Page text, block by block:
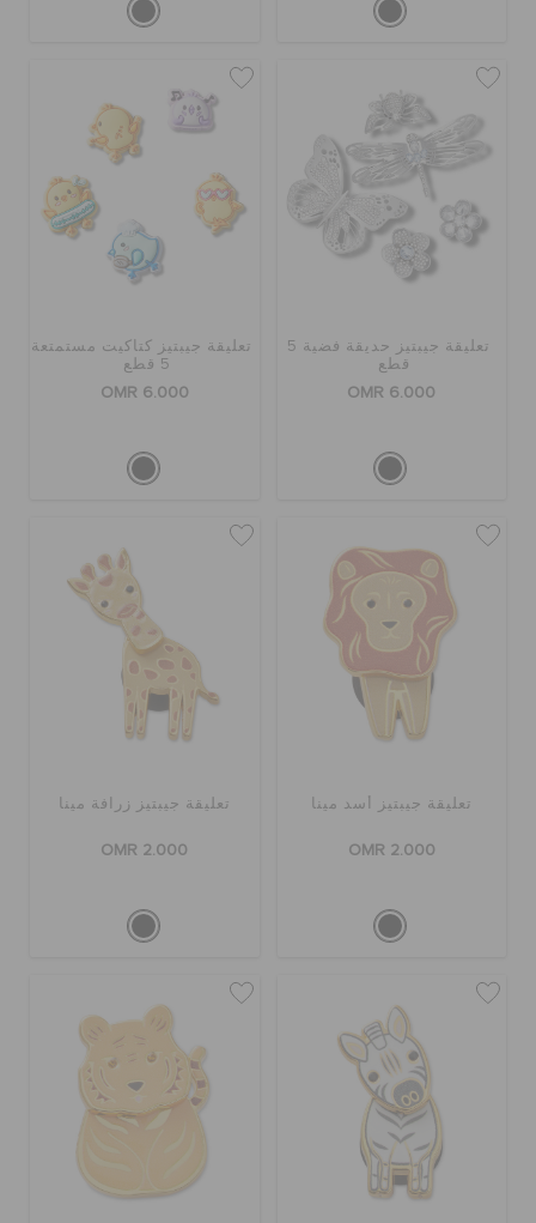
تعليقة جيبتيز حديقة فضية 5
قطع
OMR 6.000
تعليقة جيبتيز كتاكيت مستمتعة
5 قطع
OMR 6.000
تعليقة جيبتيز أسد مينا
OMR 2.000
تعليقة جيبتيز زرافة مينا
OMR 2.000